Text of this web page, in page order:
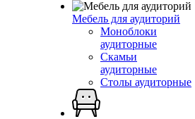
Мебель для аудиторий
Моноблоки
аудиторные
Скамьи
аудиторные
Столы аудиторные